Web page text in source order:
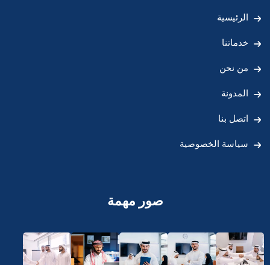
الرئيسية
خدماتنا
من نحن
المدونة
اتصل بنا
سياسة الخصوصية
صور مهمة